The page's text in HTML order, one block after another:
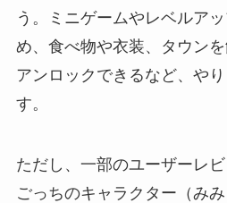
う。ミニゲームやレベルア
め、食べ物や衣装、タウン
アンロックできるなど、や
す。
ただし、一部のユーザーレ
ごっちのキャラクター（み